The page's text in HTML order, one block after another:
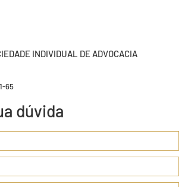
dúvida
INDIVIDUAL DE ADVOCACIA
65